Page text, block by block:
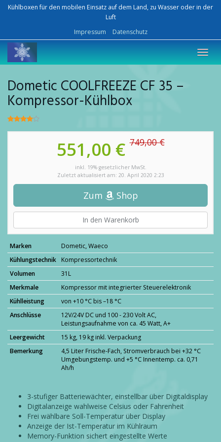
SkipKühlboxen für den mobilen Einsatz auf dem Land, zu Wasser oder in der
Luft
Impressum
Datenschutz
Dometic COOLFREEZE CF 35 –
Kompressor-Kühlbox
551,00 €749,00 €
inkl. 19% gesetzlicher MwSt.
Zuletzt aktualisiert am: 20. April 2020 2:23
Zum Shop
In den Warenkorb
Marken Dometic,Waeco
Kühlungstechnik
Kompressortechnik
Volumen
31L
Merkmale
Kompressor mit integrierter Steuerelektronik
Kühlleistung
von +10 °C bis –18 °C
Anschlüsse
12V/24V DC und 100 - 230 Volt AC,
Leistungsaufnahme von ca. 45 Watt, A+
Leergewicht
15 kg, 19 kg inkl. Verpackung
Bemerkung
4,5 Liter Frische-Fach, Stromverbrauch bei +32 °C
Umgebungstemp. und +5 °C Innentemp. ca. 0,71
Ah/h
3-stufiger Batteriewächter, einstellbar über Digitaldisplay
Digitalanzeige wahlweise Celsius oder Fahrenheit
Frei wählbare Soll-Temperatur über Display
Anzeige der Ist-Temperatur im Kühlraum
Memory-Funktion sichert eingestellte Werte